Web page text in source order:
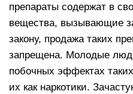
препараты содержат в
вещества, вызывающие
закону, продажа таких
запрещена. Молодые
побочных эффектах
их как наркотики.